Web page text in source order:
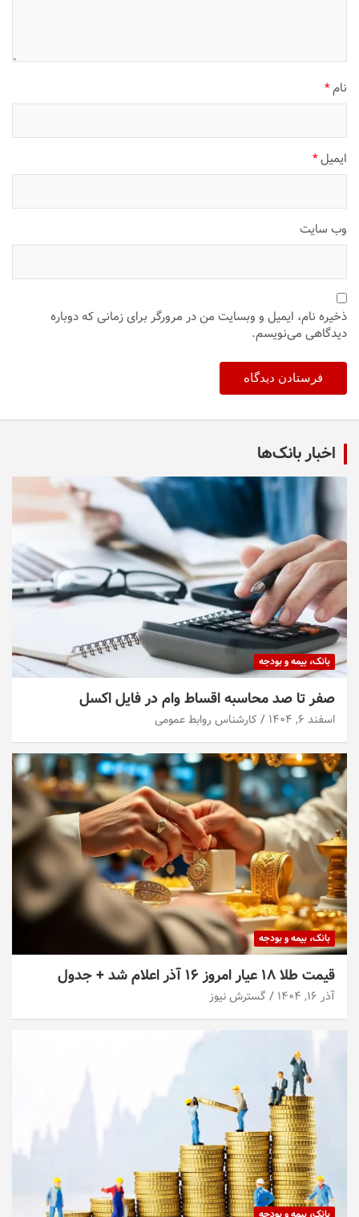
نام*
ایمیل*
وب‌ سایت
ذخیره نام، ایمیل و وبسایت من در مرورگر برای زمانی که دوباره
دیدگاهی می‌نویسم.
اخبار بانک‌ها
بانک، بیمه و بودجه
صفر تا صد محاسبه اقساط وام در فایل اکسل
اسفند ۶, ۱۴۰۴ کارشناس روابط عمومی
بانک، بیمه و بودجه
قیمت طلا ۱۸ عیار امروز ۱۶ آذر اعلام شد + جدول
آذر ۱۶, ۱۴۰۴ گسترش نیوز